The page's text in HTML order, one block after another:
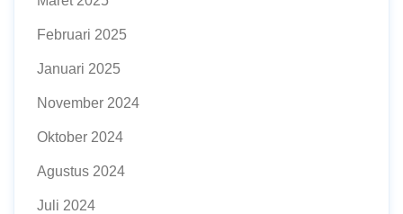
Februari 2025
Januari 2025
November 2024
Oktober 2024
Agustus 2024
Juli 2024